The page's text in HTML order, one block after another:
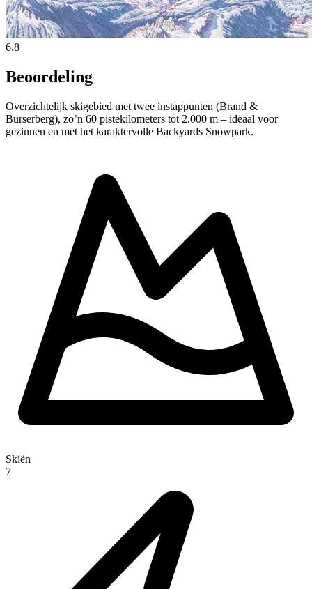
6.8
Beoordeling
Overzichtelijk skigebied met twee instappunten (Brand &
Bürserberg), zo’n 60 pistekilometers tot 2.000 m – ideaal voor
gezinnen en met het karaktervolle Backyards Snowpark.
Skiën
7